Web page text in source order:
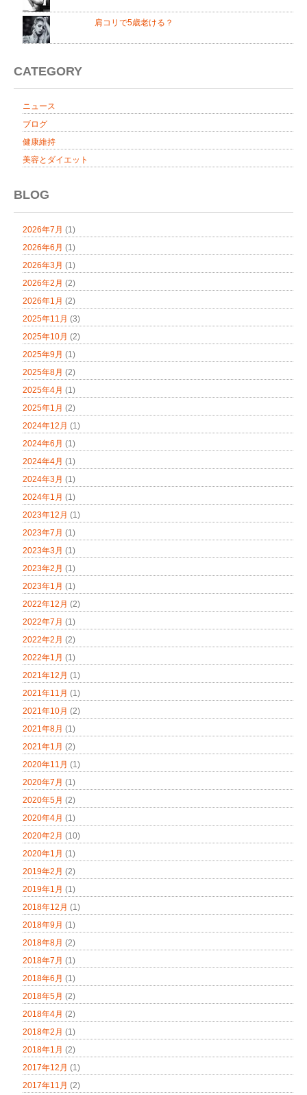
肩コリで5歳老ける？
CATEGORY
ニュース
ブログ
健康維持
美容とダイエット
BLOG
2026年7月 (1)
2026年6月 (1)
2026年3月 (1)
2026年2月 (2)
2026年1月 (2)
2025年11月 (3)
2025年10月 (2)
2025年9月 (1)
2025年8月 (2)
2025年4月 (1)
2025年1月 (2)
2024年12月 (1)
2024年6月 (1)
2024年4月 (1)
2024年3月 (1)
2024年1月 (1)
2023年12月 (1)
2023年7月 (1)
2023年3月 (1)
2023年2月 (1)
2023年1月 (1)
2022年12月 (2)
2022年7月 (1)
2022年2月 (2)
2022年1月 (1)
2021年12月 (1)
2021年11月 (1)
2021年10月 (2)
2021年8月 (1)
2021年1月 (2)
2020年11月 (1)
2020年7月 (1)
2020年5月 (2)
2020年4月 (1)
2020年2月 (10)
2020年1月 (1)
2019年2月 (2)
2019年1月 (1)
2018年12月 (1)
2018年9月 (1)
2018年8月 (2)
2018年7月 (1)
2018年6月 (1)
2018年5月 (2)
2018年4月 (2)
2018年2月 (1)
2018年1月 (2)
2017年12月 (1)
2017年11月 (2)